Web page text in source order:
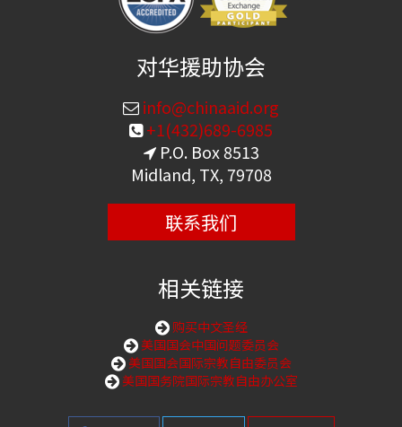
对华援助协会
info@chinaaid.org
+1(432)689-6985
P.O. Box 8513
Midland, TX, 79708
联系我们
相关链接
购买中文圣经
美国国会中国问题委员会
美国国会国际宗教自由委员会
美国国务院国际宗教自由办公室